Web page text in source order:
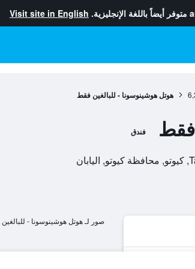
متوفر أيضاً باللغة الإنجليزية. Visit site in English
هوتل هوشينوسونا - للبالغين فقط
فقط فندق
صور لـ هوتل هوشينوسونا -